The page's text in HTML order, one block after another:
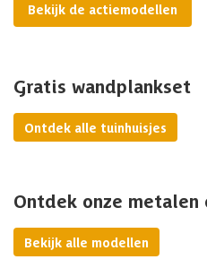
Bekijk de actiemodellen
Gratis wandplankset
Ontdek alle tuinhuisjes
Ontdek onze metalen
Bekijk alle modellen